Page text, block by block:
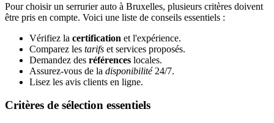
Pour choisir un serrurier auto à Bruxelles, plusieurs critères doivent
être pris en compte. Voici une liste de conseils essentiels :
Vérifiez la certification et l'expérience.
Comparez les tarifs et services proposés.
Demandez des références locales.
Assurez-vous de la disponibilité24/7.
Lisez les avis clients en ligne.
Critères de sélection essentiels